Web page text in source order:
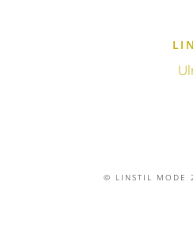
© LINSTIL MODE